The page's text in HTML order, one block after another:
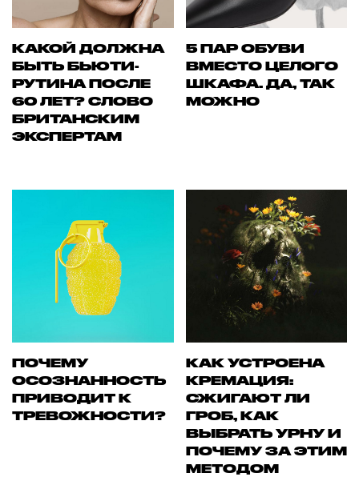
КАКОЙ ДОЛЖНА
БЫТЬ БЬЮТИ-
РУТИНА ПОСЛЕ
60 ЛЕТ? СЛОВО
БРИТАНСКИМ
ЭКСПЕРТАМ
5 ПАР ОБУВИ
ВМЕСТО ЦЕЛОГО
ШКАФА. ДА, ТАК
МОЖНО
ПОЧЕМУ
ОСОЗНАННОСТЬ
ПРИВОДИТ К
ТРЕВОЖНОСТИ?
КАК УСТРОЕНА
КРЕМАЦИЯ:
СЖИГАЮТ ЛИ
ГРОБ, КАК
ВЫБРАТЬ УРНУ И
ПОЧЕМУ ЗА ЭТИМ
МЕТОДОМ